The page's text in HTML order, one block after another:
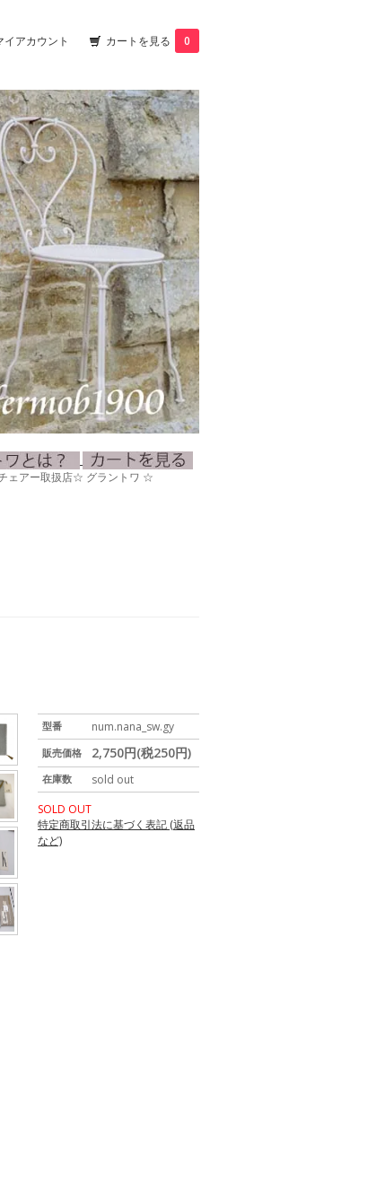
イアカウント カートを見る 0
ェアー取扱店☆ グラントワ ☆
型番 num.nana_sw.gy
販売価格 2,750円(税250円)
在庫数
sold out
SOLD OUT
特定商取引法に基づく表記 (返品
など)